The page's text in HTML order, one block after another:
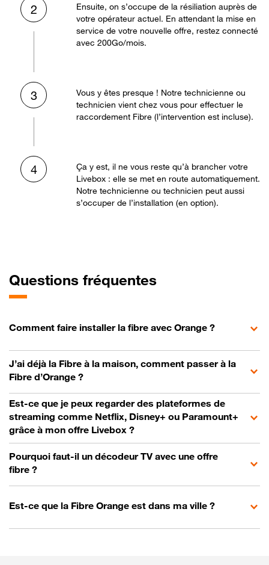
2
Ensuite, on s’occupe de la résiliation auprès de
votre opérateur actuel. En attendant la mise en
service de votre nouvelle offre, restez connecté
avec 200Go/mois.
3
Vous y êtes presque ! Notre technicienne ou
technicien vient chez vous pour effectuer le
raccordement Fibre (l’intervention est incluse).
4
Ça y est, il ne vous reste qu’à brancher votre
Livebox : elle se met en route automatiquement.
Notre technicienne ou technicien peut aussi
s’occuper de l’installation (en option).
Questions fréquentes
Comment faire installer la fibre avec Orange ?
J’ai déjà la Fibre à la maison, comment passer à la
Fibre d’Orange ?
Est-ce que je peux regarder des plateformes de
streaming comme Netflix, Disney+ ou Paramount+
grâce à mon offre Livebox ?
Pourquoi faut-il un décodeur TV avec une offre
fibre ?
Est-ce que la Fibre Orange est dans ma ville ?